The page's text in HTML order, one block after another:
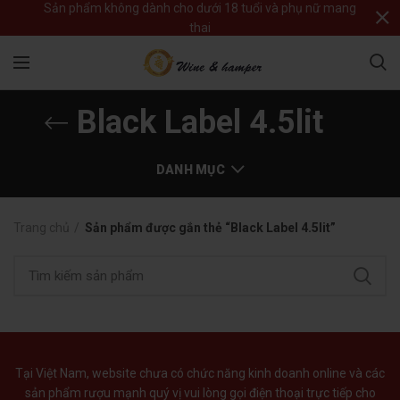
Black Label 4.5lit
DANH MỤC
Sản phẩm được gắn thẻ “Black Label 4.5lit”
Tại Việt Nam, website chưa có chức năng kinh doanh online và các
sản phẩm rượu mạnh quý vị vui lòng gọi điện thoại trực tiếp cho
Sản phẩm không dành cho dưới 18 tuổi và phụ nữ mang
thai